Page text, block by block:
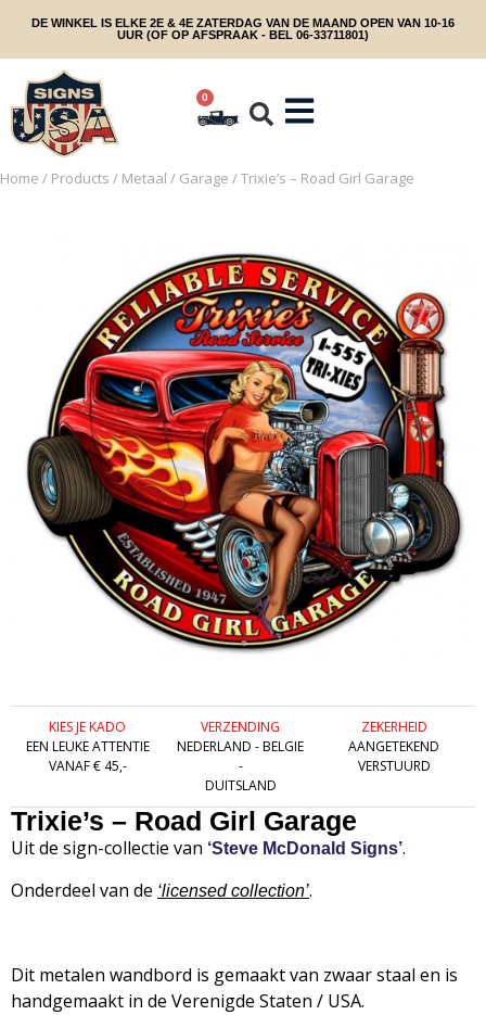
DE WINKEL IS ELKE 2E & 4E ZATERDAG VAN DE MAAND OPEN VAN 10-16
UUR (OF OP AFSPRAAK - BEL 06-33711801)
0
Home / Products / Metaal / Garage / Trixie’s – Road Girl Garage
KIES JE KADO
EEN LEUKE ATTENTIE
VANAF € 45,-
VERZENDING
NEDERLAND - BELGIE
-
DUITSLAND
ZEKERHEID
AANGETEKEND
VERSTUURD
Trixie’s – Road Girl Garage
Uit de sign-collectie van ‘Steve McDonald Signs’.
Onderdeel van de ‘licensed collection’.
Dit metalen wandbord is gemaakt van zwaar staal en is
handgemaakt in de Verenigde Staten / USA.